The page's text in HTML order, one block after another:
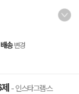
송 변경
- 인스타그램·스